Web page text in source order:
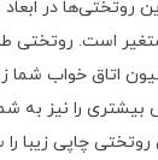
روتختی‌ها در
است. روتختی
اتاق خواب شما
بیشتری را نیز به
روتختی چاپی زیبا